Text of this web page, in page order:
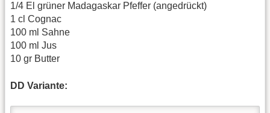
1/4 El grüner Madagaskar Pfeffer (angedrückt)
1 cl Cognac
100 ml Sahne
100 ml Jus
10 gr Butter
DD Variante: